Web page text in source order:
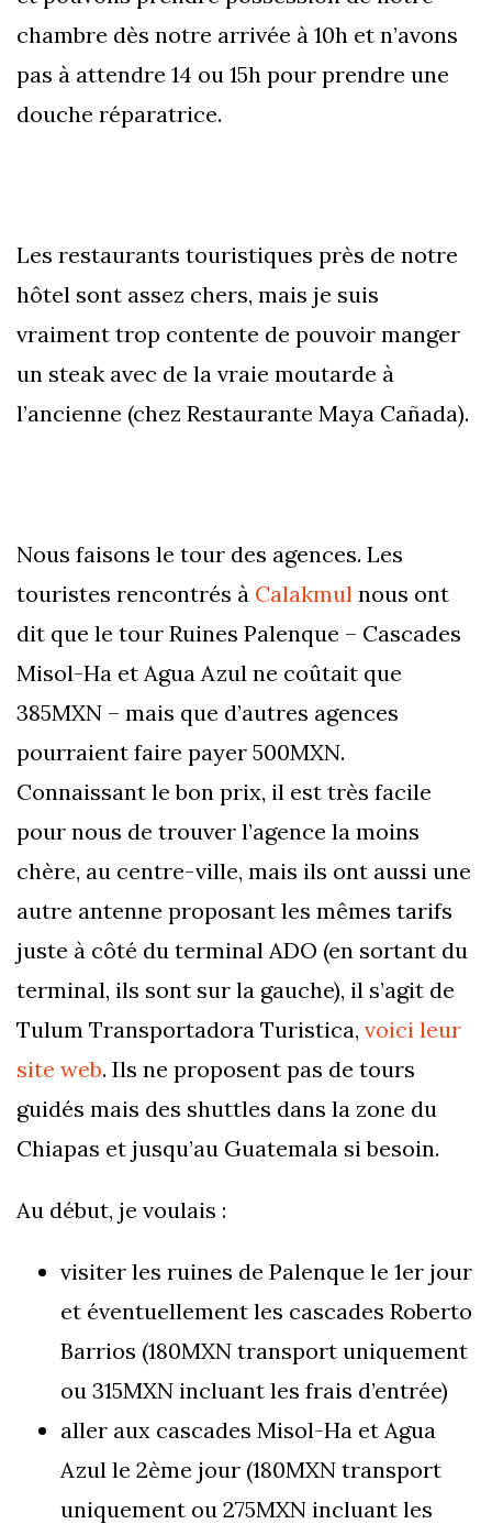
chambre dès notre arrivée à 10h et n’avons
pas à attendre 14 ou 15h pour prendre une
douche réparatrice.
Les restaurants touristiques près de notre
hôtel sont assez chers, mais je suis
vraiment trop contente de pouvoir manger
un steak avec de la vraie moutarde à
l’ancienne (chez Restaurante Maya Cañada).
Nous faisons le tour des agences. Les
touristes rencontrés à Calakmul nous ont
dit que le tour Ruines Palenque – Cascades
Misol-Ha et Agua Azul ne coûtait que
385MXN – mais que d’autres agences
pourraient faire payer 500MXN.
Connaissant le bon prix, il est très facile
pour nous de trouver l’agence la moins
chère, au centre-ville, mais ils ont aussi une
autre antenne proposant les mêmes tarifs
juste à côté du terminal ADO (en sortant du
terminal, ils sont sur la gauche), il s’agit de
Tulum Transportadora Turistica, voici leur
site web. Ils ne proposent pas de tours
guidés mais des shuttles dans la zone du
Chiapas et jusqu’au Guatemala si besoin.
Au début, je voulais :
visiter les ruines de Palenque le 1er jour
et éventuellement les cascades Roberto
Barrios (180MXN transport uniquement
ou 315MXN incluant les frais d’entrée)
aller aux cascades Misol-Ha et Agua
Azul le 2ème jour (180MXN transport
uniquement ou 275MXN incluant les